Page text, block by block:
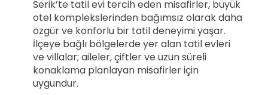
Serik’te tatil evi tercih eden misafirler, büyük
otel komplekslerinden bağımsız olarak daha
özgür ve konforlu bir tatil deneyimi yaşar.
İlçeye bağlı bölgelerde yer alan tatil evleri
ve villalar; aileler, çiftler ve uzun süreli
konaklama planlayan misafirler için
uygundur.